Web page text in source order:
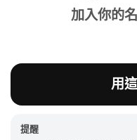
加入你的
用
提醒